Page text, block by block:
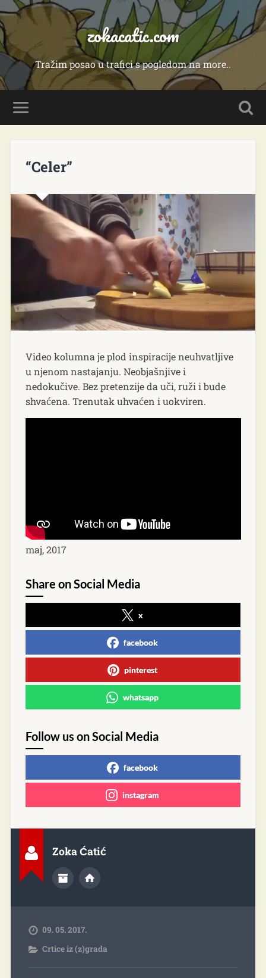
zokacatic.com
Tražim posao u trafici s pogledom na more..
“Celer”
Video kolumna je plod inspiracije neuhvatljive
u njenom nastajanju. Neobjašnjive i
nedokučive. Bez pretenzije da uči, ruži i bude
shvaćena. Trenutak uhvaćen i uokviren.
maj, 2017
Share on Social Media
x
facebook
pinterest
whatsapp
Follow us on Social Media
facebook
instagram
Zoka Ćatić
09. 05. 2017.
Crtice iz (z)grada